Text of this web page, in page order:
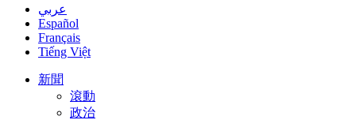
عربي
Español
Français
Tiếng Việt
新聞
滾動
政治